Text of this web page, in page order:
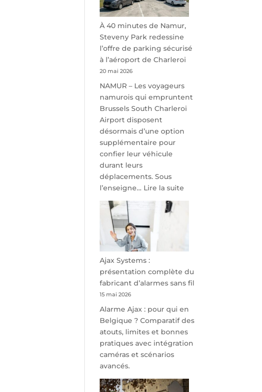
À 40 minutes de Namur,
Steveny Park redessine
l’offre de parking sécurisé
à l’aéroport de Charleroi
20 mai 2026
NAMUR – Les voyageurs
namurois qui empruntent
Brussels South Charleroi
Airport disposent
désormais d’une option
supplémentaire pour
confier leur véhicule
durant leurs
déplacements. Sous
l’enseigne… Lire la suite
Park
redessine
parking
sécurisé
à
l’aéroport
Ajax Systems :
présentation complète du
fabricant d’alarmes sans fil
15 mai 2026
Alarme Ajax : pour qui en
Belgique ? Comparatif des
atouts, limites et bonnes
pratiques avec intégration
caméras et scénarios
avancés.